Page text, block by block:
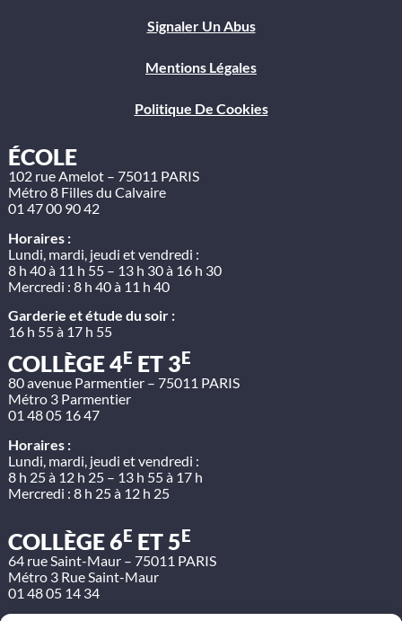
Signaler Un Abus
Mentions Légales
Politique De Cookies
ÉCOLE
102 rue Amelot – 75011 PARIS
Métro 8 Filles du Calvaire
01 47 00 90 42
Horaires :
Lundi, mardi, jeudi et vendredi :
8 h 40 à 11 h 55 – 13 h 30 à 16 h 30
Mercredi : 8 h 40 à 11 h 40
Garderie et étude du soir :
16 h 55 à 17 h 55
COLLÈGE 4E ET 3E
80 avenue Parmentier – 75011 PARIS
Métro 3 Parmentier
01 48 05 16 47
Horaires :
Lundi, mardi, jeudi et vendredi :
8 h 25 à 12 h 25 – 13 h 55 à 17 h
Mercredi : 8 h 25 à 12 h 25
COLLÈGE 6E ET 5E
64 rue Saint-Maur – 75011 PARIS
Métro 3 Rue Saint-Maur
01 48 05 14 34